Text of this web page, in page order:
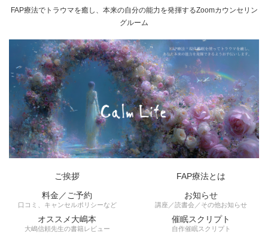
FAP療法でトラウマを癒し、本来の自分の能力を発揮するZoomカウンセリン
グルーム
ご挨拶
FAP療法とは
料金／ご予約
口コミ、キャンセルポリシーなど
お知らせ
講座／読書会／その他お知らせ
オススメ大嶋本
大嶋信頼先生の書籍レビュー
催眠スクリプト
自作催眠スクリプト